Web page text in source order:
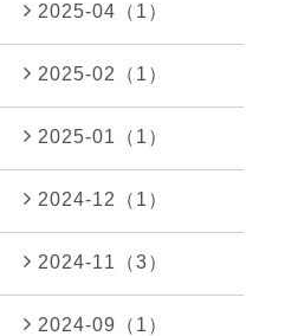
2025-04（1）
2025-02（1）
2025-01（1）
2024-12（1）
2024-11（3）
2024-09（1）